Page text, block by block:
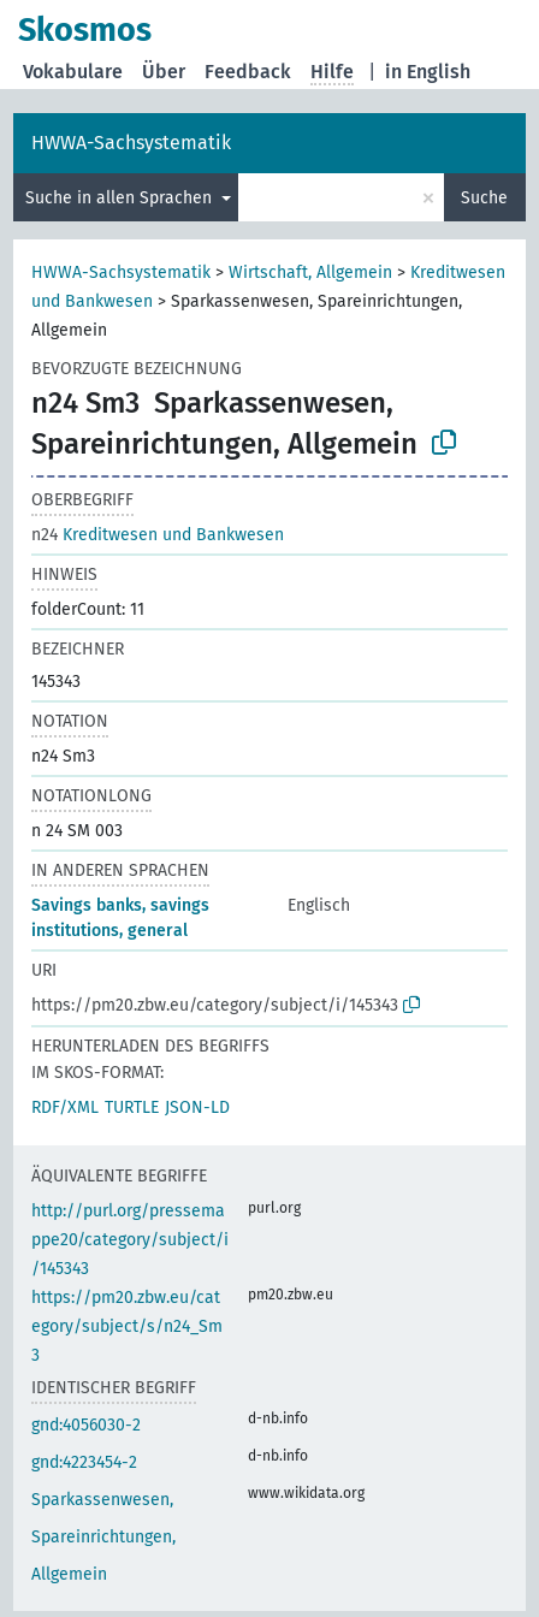
Skosmos
in English
Vokabulare Über Feedback Hilfe
HWWA-Sachsystematik
Suche in allen Sprachen × Suche
HWWA-Sachsystematik >Wirtschaft, Allgemein > Kreditwesen
und Bankwesen >Sparkassenwesen, Spareinrichtungen,
Allgemein
BEVORZUGTE BEZEICHNUNG
n24 Sm3 Sparkassenwesen,
Spareinrichtungen, Allgemein
OBERBEGRIFF
n24 Kreditwesen und Bankwesen
HINWEIS
folderCount: 11
BEZEICHNER
145343
NOTATION
n24 Sm3
NOTATIONLONG
n 24 SM 003
IN ANDEREN SPRACHEN
Savings banks, savings
institutions, general
Englisch
URI
https://pm20.zbw.eu/category/subject/i/145343
HERUNTERLADEN DES BEGRIFFS
IM SKOS-FORMAT:
RDF/XML TURTLE JSON-LD
ÄQUIVALENTE BEGRIFFE
http://purl.org/pressema
ppe20/category/subject/i
/145343
purl.org
https://pm20.zbw.eu/cat
egory/subject/s/n24_Sm
3
pm20.zbw.eu
IDENTISCHER BEGRIFF
gnd:4056030-2
d-nb.info
gnd:4223454-2 d-nb.info
Sparkassenwesen,
Spareinrichtungen,
Allgemein
www.wikidata.org